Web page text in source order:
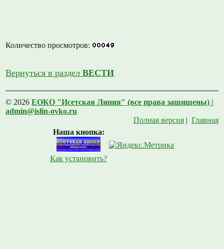
Количество просмотров:
Вернуться в разделВЕСТИ
© 2026ЕОКО "Исетская Линия" (все права защищены) |
admin@islin-ovko.ru
Полная версия| Главная
Наша кнопка:
Как установить?